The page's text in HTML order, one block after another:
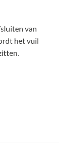
van
het vuil